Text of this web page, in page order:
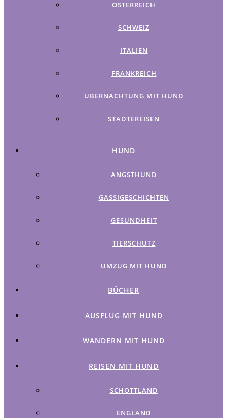
ÖSTERREICH
SCHWEIZ
ITALIEN
FRANKREICH
ÜBERNACHTUNG MIT HUND
STÄDTEREISEN
HUND
ANGSTHUND
GASSIGESCHICHTEN
GESUNDHEIT
TIERSCHUTZ
UMZUG MIT HUND
BÜCHER
AUSFLUG MIT HUND
WANDERN MIT HUND
REISEN MIT HUND
SCHOTTLAND
ENGLAND